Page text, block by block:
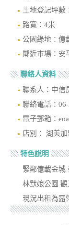
土地登記坪數
路寬：4米
公園綠地：億
鄰近市場：安
聯絡人資料
聯系人：中信
聯絡電話：
電子郵箱：
店別： 湖美加
特色說明
緊鄰億載金城
林默娘公園
現況出租為露